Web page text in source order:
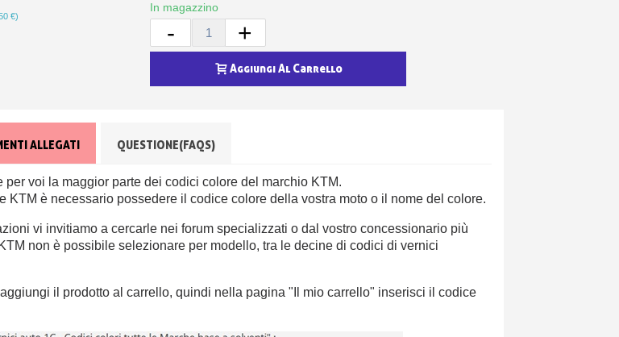
€)
In magazzino
- +
Aggiungi Al Carrello
ALLEGATI QUESTIONE(FAQS)
per voi la maggior parte dei codici colore del marchio KTM.
KTM è necessario possedere il codice colore della vostra moto o il nome del colore.
vi invitiamo a cercarle nei forum specializzati o dal vostro concessionario più
non è possibile selezionare per modello, tra le decine di codici di vernici
il prodotto al carrello, quindi nella pagina "Il mio carrello" inserisci il codice